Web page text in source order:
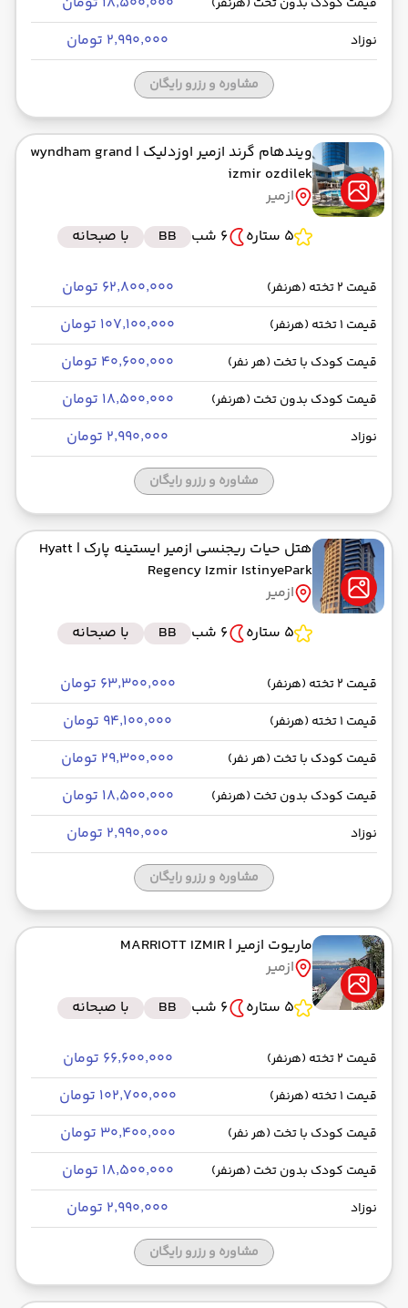
نوزاد ۲٬۹۹۰٬۰۰۰ تومان
مشاوره و رزرو رایگان
ویندهام گرند ازمیر اوزدلیک | wyndham grand
izmir ozdilek
ازمیر
5 ستاره
6 شب BB با صبحانه
قیمت 2 تخته (هرنفر) ۶۲٬۸۰۰٬۰۰۰ تومان
قیمت 1 تخته (هرنفر) ۱۰۷٬۱۰۰٬۰۰۰ تومان
قیمت کودک با تخت (هر نفر) ۴۰٬۶۰۰٬۰۰۰ تومان
قیمت کودک بدون تخت (هرنفر) ۱۸٬۵۰۰٬۰۰۰ تومان
نوزاد ۲٬۹۹۰٬۰۰۰ تومان
مشاوره و رزرو رایگان
هتل حیات ریجنسی ازمیر ایستینه پارک | Hyatt
Regency Izmir IstinyePark
ازمیر
5 ستاره
6 شب BB با صبحانه
قیمت 2 تخته (هرنفر) ۶۳٬۳۰۰٬۰۰۰ تومان
قیمت 1 تخته (هرنفر) ۹۴٬۱۰۰٬۰۰۰ تومان
قیمت کودک با تخت (هر نفر) ۲۹٬۳۰۰٬۰۰۰ تومان
قیمت کودک بدون تخت (هرنفر) ۱۸٬۵۰۰٬۰۰۰ تومان
نوزاد ۲٬۹۹۰٬۰۰۰ تومان
مشاوره و رزرو رایگان
ماریوت ازمیر| MARRIOTT IZMIR
ازمیر
5 ستاره
6 شب BB با صبحانه
قیمت 2 تخته (هرنفر) ۶۶٬۶۰۰٬۰۰۰ تومان
قیمت 1 تخته (هرنفر) ۱۰۲٬۷۰۰٬۰۰۰ تومان
قیمت کودک با تخت (هر نفر) ۳۰٬۴۰۰٬۰۰۰ تومان
قیمت کودک بدون تخت (هرنفر) ۱۸٬۵۰۰٬۰۰۰ تومان
نوزاد ۲٬۹۹۰٬۰۰۰ تومان
مشاوره و رزرو رایگان